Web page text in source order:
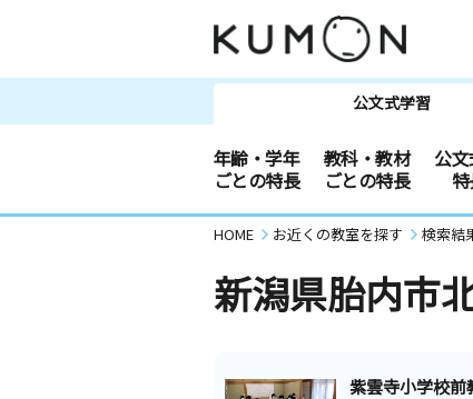
公文式学習
年齢・学年
ごとの特長
教科・教材
ごとの特長
公
HOME お近くの教室を探す 検索結
新潟県胎内市
紫雲寺小学校前